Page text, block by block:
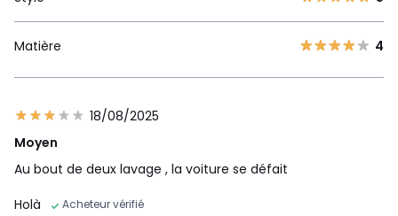
Matière 4
18/08/2025
Moyen
Au bout de deux lavage , la voiture se défait
Holà
Acheteur vérifié